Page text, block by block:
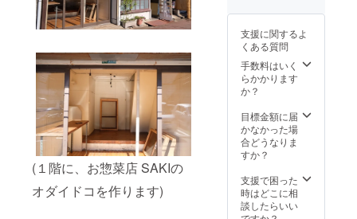
(１階に、お惣菜店 SAKIの
オダイドコを作ります)
(毎月1
日から
月末ま
で有
効、月
の半ば
場合で
も、そ
の月の
せて頂
きま
す。)
支援に関するよ
くある質問
手数料はいく
らかかります
か？
目標金額に届
かなかった場
合どうなりま
すか？
支援で困った
時はどこに相
談したらいい